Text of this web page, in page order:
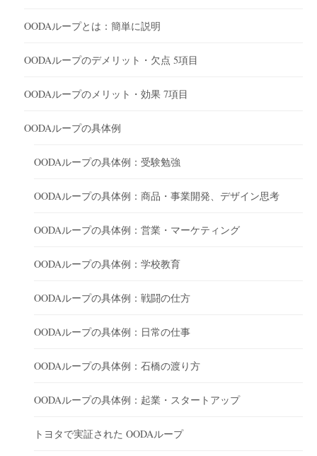
OODAループとは：簡単に説明
OODAループのデメリット・欠点 5項目
OODAループのメリット・効果 7項目
OODAループの具体例
OODAループの具体例：受験勉強
OODAループの具体例：商品・事業開発、デザイン思考
OODAループの具体例：営業・マーケティング
OODAループの具体例：学校教育
OODAループの具体例：戦闘の仕方
OODAループの具体例：日常の仕事
OODAループの具体例：石橋の渡り方
OODAループの具体例：起業・スタートアップ
トヨタで実証された OODAループ